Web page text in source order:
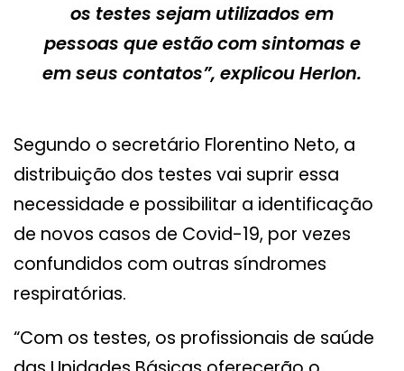
os testes sejam utilizados em
pessoas que estão com sintomas e
em seus contatos”, explicou Herlon.
Segundo o secretário Florentino Neto, a
distribuição dos testes vai suprir essa
necessidade e possibilitar a identificação
de novos casos de Covid-19, por vezes
confundidos com outras síndromes
respiratórias.
“Com os testes, os profissionais de saúde